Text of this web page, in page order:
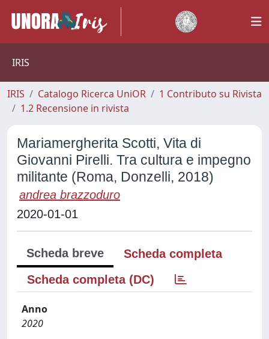
IRIS
IRIS Catalogo Ricerca UniOR
1 Contributo su Rivista
1.2 Recensione in rivista
Mariamergherita Scotti, Vita di
Giovanni Pirelli. Tra cultura e impegno
militante (Roma, Donzelli, 2018)
andrea brazzoduro
2020-01-01
Scheda breve
Scheda completa
Scheda completa (DC)
Anno
2020